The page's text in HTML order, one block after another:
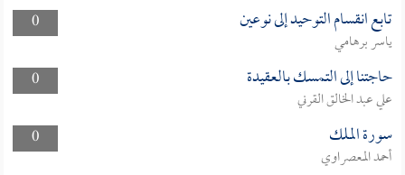
0 تابع انقسام التوحيد إلى نوعين
ياسر برهامي
0
حاجتنا إلى التمسك بالعقيدة
علي عبد الخالق القرني
0
سورة الملك
أحمد المعصراوي